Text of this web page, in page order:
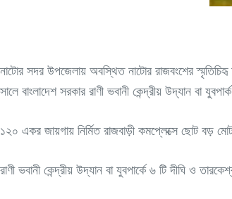
নাটোর সদর উপজেলায় অবস্থিত নাটোর রাজবংশের
সালে বাংলাদেশ সরকার রাণী ভবানী কেন্দ্রীয় উদ্যান বা
১২০ একর জায়গায় নির্মিত রাজবাড়ী কমপ্লেক্সে ছোট
রাণী ভবানী কেন্দ্রীয় উদ্যান বা যুবপার্কে ৬ টি দীঘি ও